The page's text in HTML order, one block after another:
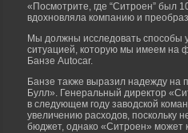
«Посмοтрите, где “Ситрοен” был
вдохновляла компанию и
Мы должны исследовать способы
ситуацией, которую мы имеем на
Банзе Autocar.
Банзе также выразил надежду на
Булл». Генеральный директор
в следующем году заводской
увеличению расходов, поскольку
бюджет, однако «Ситроен» может